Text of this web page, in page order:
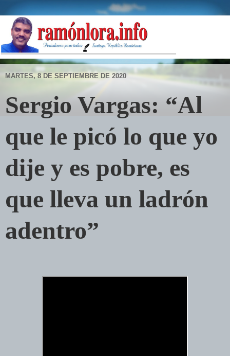
MARTES, 8 DE SEPTIEMBRE DE 2020
Sergio Vargas: “Al
que le picó lo que yo
dije y es pobre, es
que lleva un ladrón
adentro”